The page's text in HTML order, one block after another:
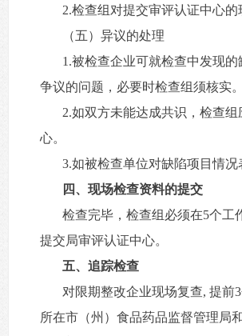
2.检查组对提交审评认证中心
（五）异议的处理
1.被检查企业可就检查中发现
争议的问题，必要时检查组须核实。
2.如双方未能达成共识，检查
心。
3.如被检查单位对缺陷项目情
四、现场检查资料的提交
检查完毕，检查组必须在5个工
提交局审评认证中心。
五、追踪检查
对限期整改企业现场复查, 提前
所在市（州）食品药品监督管理